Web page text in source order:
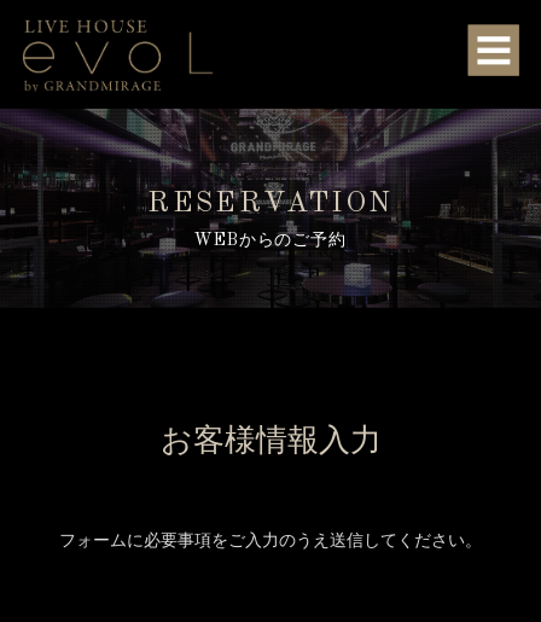
RESERVATION
WEBからのご予約
お客様情報入力
フォームに必要事項をご入力のうえ送信してください。